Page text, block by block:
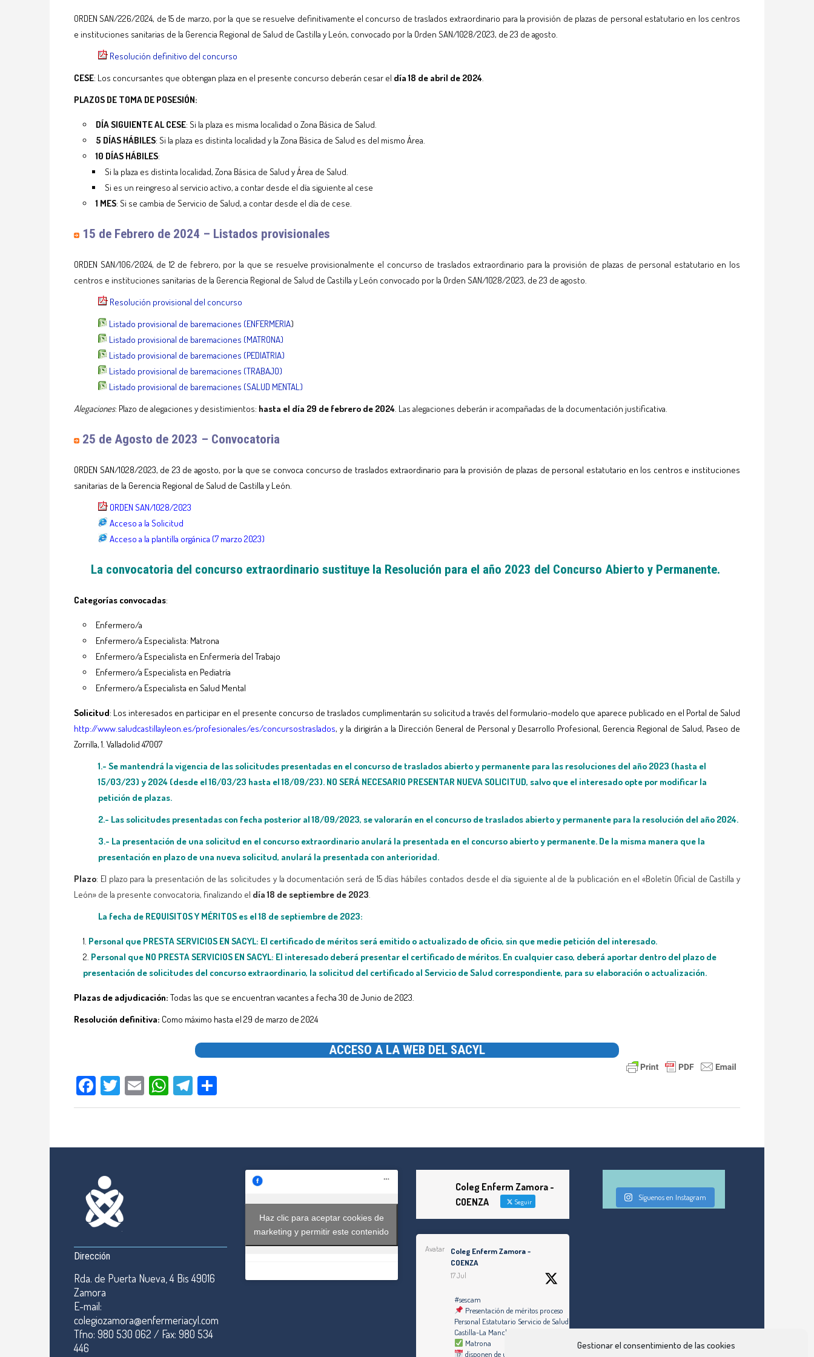
Gestionar el consentimiento de las cookies
ORDEN SAN/226/2024, de 15 de marzo, por la que se resuelve definitivamente el concurso de traslados extraordinario para la provisión de plazas de personal estatutario en los centros
e instituciones sanitarias de la Gerencia Regional de Salud de Castilla y León, convocado por la Orden SAN/1028/2023, de 23 de agosto.
Resolución definitivo del concurso
CESE: Los concursantes que obtengan plaza en el presente concurso deberán cesar el día 18 de abril de 2024.
PLAZOS DE TOMA DE POSESIÓN:
DÍA SIGUIENTE AL CESE: Si la plaza es misma localidad o Zona Básica de Salud.
5 DÍAS HÁBILES: Si la plaza es distinta localidad y la Zona Básica de Salud es del mismo Área.
10 DÍAS HÁBILES:
Si la plaza es distinta localidad, Zona Básica de Salud y Área de Salud.
Si es un reingreso al servicio activo, a contar desde el día siguiente al cese
1 MES: Si se cambia de Servicio de Salud, a contar desde el día de cese.
15 de Febrero de 2024 – Listados provisionales
ORDEN SAN/106/2024, de 12 de febrero, por la que se resuelve provisionalmente el concurso de traslados extraordinario para la provisión de plazas de personal estatutario en los
centros e instituciones sanitarias de la Gerencia Regional de Salud de Castilla y León convocado por la Orden SAN/1028/2023, de 23 de agosto.
Resolución provisional del concurso
Listado provisional de baremaciones (ENFERMERIA)
Listado provisional de baremaciones (MATRONA)
Listado provisional de baremaciones (PEDIATRIA)
Listado provisional de baremaciones (TRABAJO)
Listado provisional de baremaciones (SALUD MENTAL)
Alegaciones: Plazo de alegaciones y desistimientos: hasta el día 29 de febrero de 2024. Las alegaciones deberán ir acompañadas de la documentación justificativa.
25 de Agosto de 2023 – Convocatoria
ORDEN SAN/1028/2023, de 23 de agosto, por la que se convoca concurso de traslados extraordinario para la provisión de plazas de personal estatutario en los centros e instituciones
sanitarias de la Gerencia Regional de Salud de Castilla y León.
ORDEN SAN/1028/2023
Acceso a la Solicitud
Acceso a la plantilla orgánica (7 marzo 2023)
La convocatoria del concurso extraordinario sustituye la Resolución para el año 2023 del Concurso Abierto y Permanente.
Categorías convocadas:
Enfermero/a
Enfermero/a Especialista: Matrona
Enfermero/a Especialista en Enfermería del Trabajo
Enfermero/a Especialista en Pediatría
Enfermero/a Especialista en Salud Mental
Solicitud: Los interesados en participar en el presente concurso de traslados cumplimentarán su solicitud a través del formulario-modelo que aparece publicado en el Portal de Salud
http://www.saludcastillayleon.es/profesionales/es/concursostraslados, y la dirigirán a la Dirección General de Personal y Desarrollo Profesional, Gerencia Regional de Salud, Paseo de
Zorrilla, 1. Valladolid 47007
1.- Se mantendrá la vigencia de las solicitudes presentadas en el concurso de traslados abierto y permanente para las resoluciones del año 2023 (hasta el
15/03/23) y 2024 (desde el 16/03/23 hasta el 18/09/23). NO SERÁ NECESARIO PRESENTAR NUEVA SOLICITUD, salvo que el interesado opte por modificar la
petición de plazas.
2.- Las solicitudes presentadas con fecha posterior al 18/09/2023, se valorarán en el concurso de traslados abierto y permanente para la resolución del año 2024.
3.- La presentación de una solicitud en el concurso extraordinario anulará la presentada en el concurso abierto y permanente. De la misma manera que la
presentación en plazo de una nueva solicitud, anulará la presentada con anterioridad.
Plazo: El plazo para la presentación de las solicitudes y la documentación será de 15 días hábiles contados desde el día siguiente al de la publicación en el «Boletín Oficial de Castilla y
León» de la presente convocatoria, finalizando el día 18 de septiembre de 2023.
La fecha de REQUISITOS Y MÉRITOS es el 18 de septiembre de 2023:
Personal que PRESTA SERVICIOS EN SACYL: El certificado de méritos será emitido o actualizado de oficio, sin que medie petición del interesado.
Personal que NO PRESTASERVICIOS EN SACYL: El interesado deberá presentar el certificado de méritos. En cualquier caso, deberá aportar dentro del plazo de
presentación de solicitudes del concurso extraordinario, la solicitud del certificado al Servicio de Salud correspondiente, para su elaboración o actualización.
Plazas de adjudicación: Todas las que se encuentran vacantes a fecha 30 de Junio de 2023.
Resolución definitiva: Como máximo hasta el 29 de marzo de 2024
ACCESO A LA WEB DEL SACYL
Facebook
TwitterEmailWhatsApp
Telegram
Dirección
Rda. de Puerta Nueva, 4 Bis 49016
Zamora
E-mail:
colegiozamora@enfermeriacyl.com
Tfno: 980 530 062 / Fax: 980 534
446
Haz clic para aceptar cookies de
marketing y permitir este contenido
Coleg Enferm Zamora -
COENZA
Seguir
Avatar
Coleg Enferm Zamora -
COENZA
17 Jul
#sescam
Presentación de méritos proceso
Personal Estatutario Servicio de Salud de
Castilla-La Mancha
Matrona
disponen de un plazo de diez días hábiles,
Síguenos en Instagram